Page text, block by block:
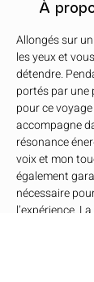
À
Allongés sur
les yeux et
détendre.
portés par une
pour ce
accompagne
résonance
voix et mon
également
nécessaire
l’expérience.